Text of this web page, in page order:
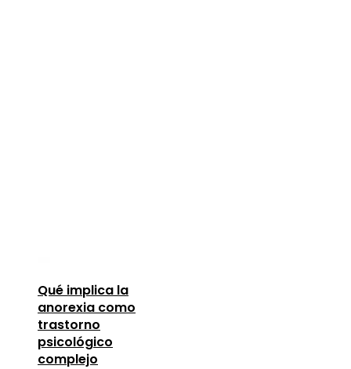
Qué implica la
anorexia como
trastorno
psicológico
complejo